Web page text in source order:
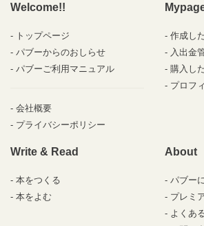
Welcome!!
トップページ
パブーからのおしらせ
パブーご利用マニュアル
会社概要
プライバシーポリシー
作成し
入出金
購入し
プロフ
Write & Read
本をつくる
本をよむ
About
パブー
プレミ
よくあ